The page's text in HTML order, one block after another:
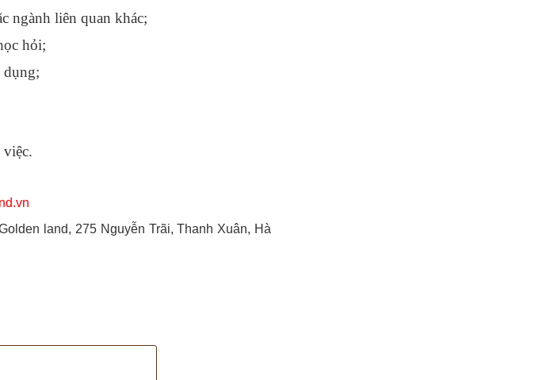
ngành liên quan khác;
hỏi;
dụng;
land, 275 Nguyễn Trãi, Thanh Xuân, Hà